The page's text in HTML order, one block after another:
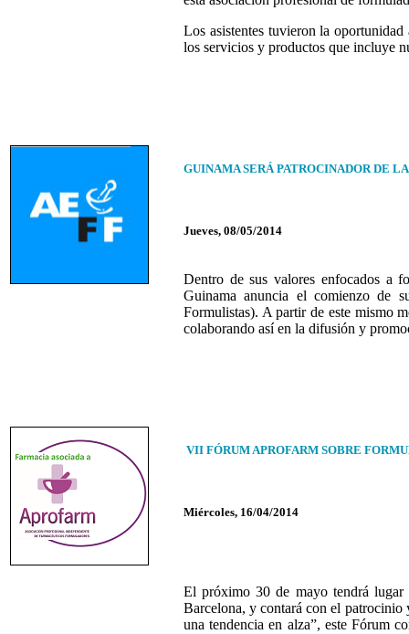
Los asistentes tuvieron la
los servicios y productos que incluye
GUINAMA SERÁ PATROCINADOR DE
Jueves, 08/05/2014
Dentro de sus valores enfocados a
Guinama anuncia el comienzo de
Formulistas). A partir de este mismo
colaborando así en la difusión y
VII FÓRUM APROFARM SOBRE
Miércoles, 16/04/2014
El próximo 30 de mayo tendrá
Barcelona, y contará con el
una tendencia en alza”, este Fórum